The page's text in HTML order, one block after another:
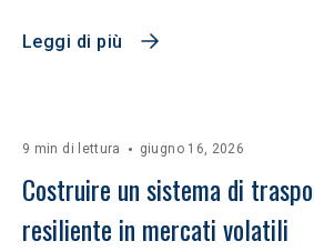
Leggi di più
9 min di lettura giugno 16, 2026
Costruire un sistema di
resiliente in mercati volatili